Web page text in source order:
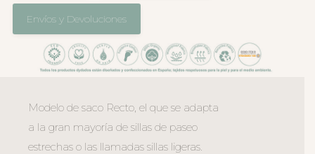
Envíos y Devoluciones
Modelo de saco Recto, el que se adapta
a la gran mayoría de sillas de paseo
estrechas o las llamadas sillas ligeras.